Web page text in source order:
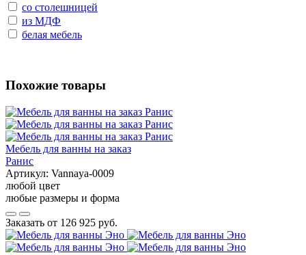
со столешницей
из МДФ
белая мебель
Похожие товары
Мебель для ванны на заказ
Ранис
Артикул: Vannaya-0009
любой цвет
любые размеры и форма
Заказать от 126 925 руб.